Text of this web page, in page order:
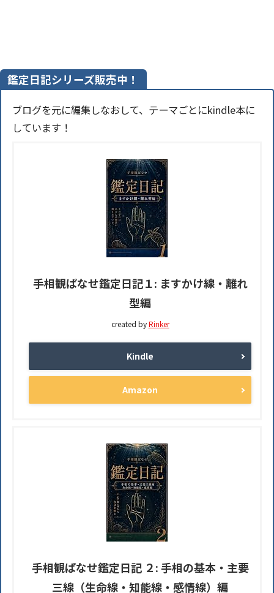
鑑定日記シリーズ販売中！
ブログを元に編集しなおして、テーマごとにkindle本に
しています！
手相観ぱなせ鑑定日記１: ますかけ線・離れ
型編
created byRinker
Kindle
Amazon
手相観ぱなせ鑑定日記 ２: 手相の基本・主要
三線（生命線・知能線・感情線）編